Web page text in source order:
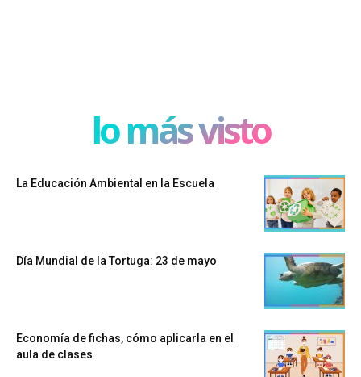
lo más visto
La Educación Ambiental en la Escuela
Día Mundial de la Tortuga: 23 de mayo
Economía de fichas, cómo aplicarla en el
aula de clases